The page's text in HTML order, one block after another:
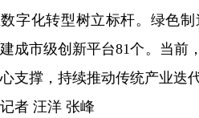
字化转型树立标杆。绿色
成市级创新平台81个。当前
支撑，持续推动传统产业迭
记者 汪洋 张峰